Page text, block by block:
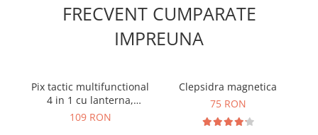
FRECVENT CUMPARATE
IMPREUNA
Pix tactic multifunctional
4 in 1 cu lanterna,
ToolPen 007
109 RON
Clepsidra magnetica
75 RON